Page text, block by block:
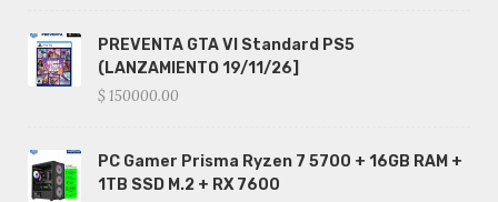
PREVENTA GTA VI Standard PS5
(LANZAMIENTO 19/11/26]
$ 150000.00
PC Gamer Prisma Ryzen 7 5700 + 16GB RAM +
1TB SSD M.2 + RX 7600